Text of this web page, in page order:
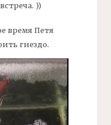
))
время Петя
гнездо.